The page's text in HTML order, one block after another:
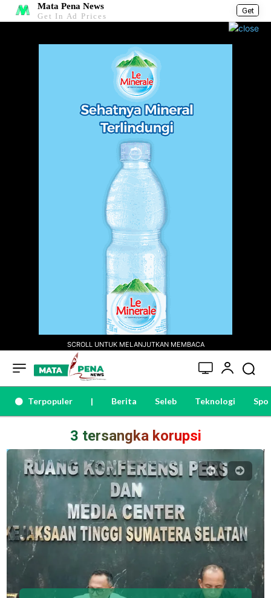
Get
Mata Pena News
Get In Ad Prices
SCROLL UNTUK MELANJUTKAN MEMBACA
Terpopuler | Berita Seleb Teknologi
3 tersangka korupsi